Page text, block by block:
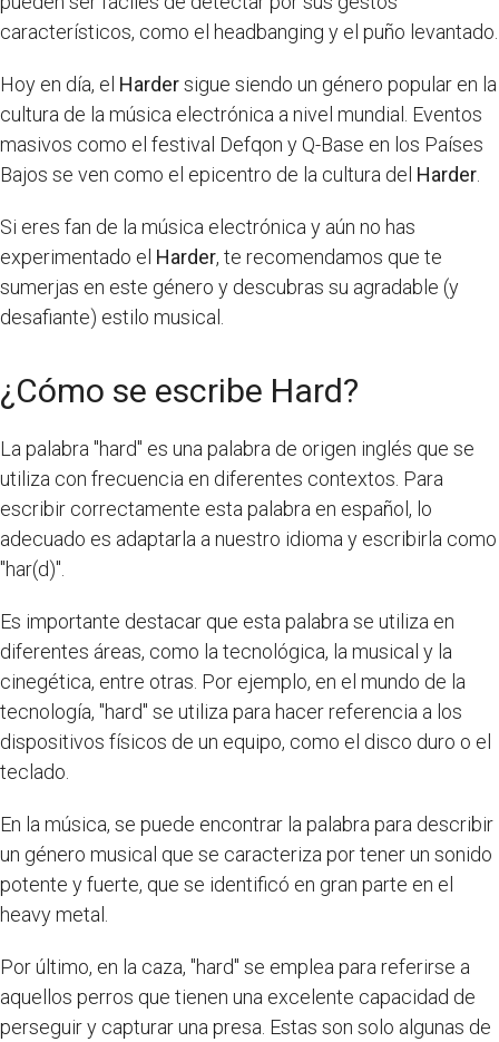
característicos, como el headbanging y el puño levantado.
Hoy en día, el Hardersigue siendo un género popular en la
cultura de la música electrónica a nivel mundial. Eventos
masivos como el festival Defqon y Q-Base en los Países
Bajos se ven como el epicentro de la cultura del Harder
Si eres fan de la música electrónica y aún no has
experimentado el Harder, te recomendamos que te
sumerjas en este género y descubras su agradable (y
desafiante) estilo musical.
¿Cómo se escribe Hard?
La palabra "hard" es una palabra de origen inglés que se
utiliza con frecuencia en diferentes contextos. Para
escribir correctamente esta palabra en español, lo
adecuado es adaptarla a nuestro idioma y escribirla como
"har(d)".
Es importante destacar que esta palabra se utiliza en
diferentes áreas, como la tecnológica, la musical y la
cinegética, entre otras. Por ejemplo, en el mundo de la
tecnología, "hard" se utiliza para hacer referencia a los
dispositivos físicos de un equipo, como el disco duro o el
teclado.
En la música, se puede encontrar la palabra para describir
un género musical que se caracteriza por tener un sonido
potente y fuerte, que se identificó en gran parte en el
heavy metal.
Por último, en la caza, "hard" se emplea para referirse a
aquellos perros que tienen una excelente capacidad de
perseguir y capturar una presa. Estas son solo algunas de